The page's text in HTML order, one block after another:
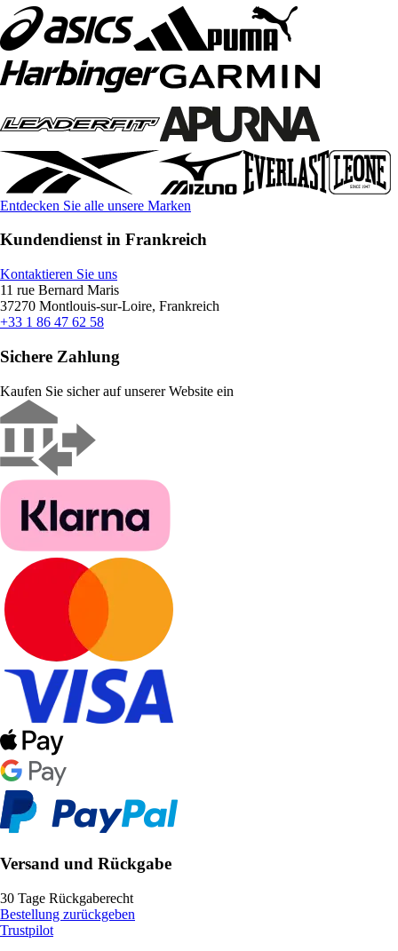
Entdecken Sie alle unsere Marken
Kundendienst in Frankreich
Kontaktieren Sie uns
11 rue Bernard Maris
37270 Montlouis-sur-Loire, Frankreich
+33 1 86 47 62 58
Sichere Zahlung
Kaufen Sie sicher auf unserer Website ein
Versand und Rückgabe
30 Tage Rückgaberecht
Bestellung zurückgeben
Trustpilot